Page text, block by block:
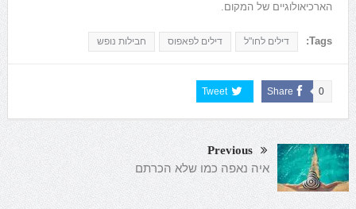
הארכיאולוגיים של המקום.
Tags: דילים לחו"ל דילים לפאפוס חבילות נופש
Share 0
Tweet
Previous
איה נאפה כמו שלא הכרתם